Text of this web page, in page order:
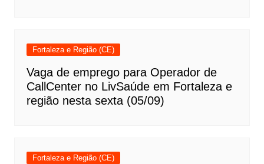
Fortaleza e Região (CE)
Vaga de emprego para Operador de
CallCenter no LivSaúde em Fortaleza e
região nesta sexta (05/09)
Fortaleza e Região (CE)